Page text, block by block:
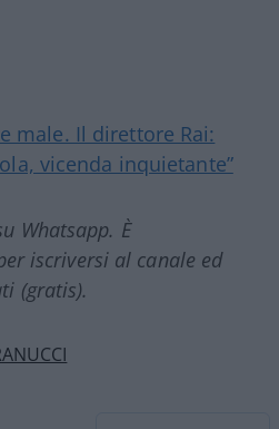
male. Il direttore Rai:
vicenda inquietante”
Whatsapp. È
iscriversi al canale ed
(gratis).